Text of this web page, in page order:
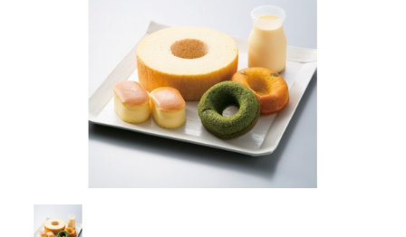
卵（鶏、
烏骨鶏等）
飲料類 菓子
加工品等 麺類
調味料・油 鍋セット
イベントや
札幌市（北海道）千歳市（北海道）
石狩市（北海道）
小樽市（北海道）
東川町（北海道）枝幸町（北海道）
白老町（北海道）別海町（北海道）
東北エリア
花巻市（岩手県）
塩竈市（宮城県）
ランキング
ふるさと納税とは
よくある質問とお問い合わせ